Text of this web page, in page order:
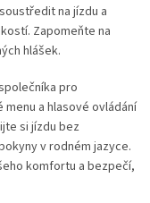
na jízdu a
Zapomeňte na
hlášek.
pro
a hlasové ovládání
si jízdu bez
v rodném jazyce.
komfortu a bezpečí,